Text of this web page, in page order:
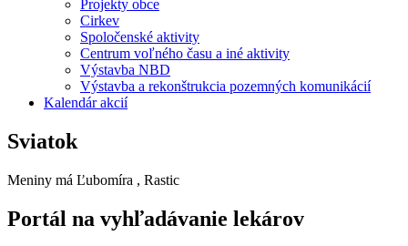
Projekty obce
Cirkev
Spoločenské aktivity
Centrum voľného času a iné aktivity
Výstavba NBD
Výstavba a rekonštrukcia pozemných komunikácií
Kalendár akcií
Sviatok
Meniny má Ľubomíra , Rastic
Portál na vyhľadávanie lekárov